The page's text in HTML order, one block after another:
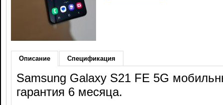
Описание Спецификация
Samsung Galaxy S21 FE 5G
гарантия 6 месяца.